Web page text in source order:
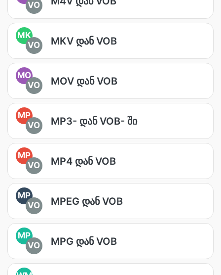
VO
MK
VO
MKV დან VOB
MO
VO
MOV დან VOB
MP
VO
MP3- დან VOB- ში
MP
VO
MP4 დან VOB
MP
VO
MPEG დან VOB
MP
VO
MPG დან VOB